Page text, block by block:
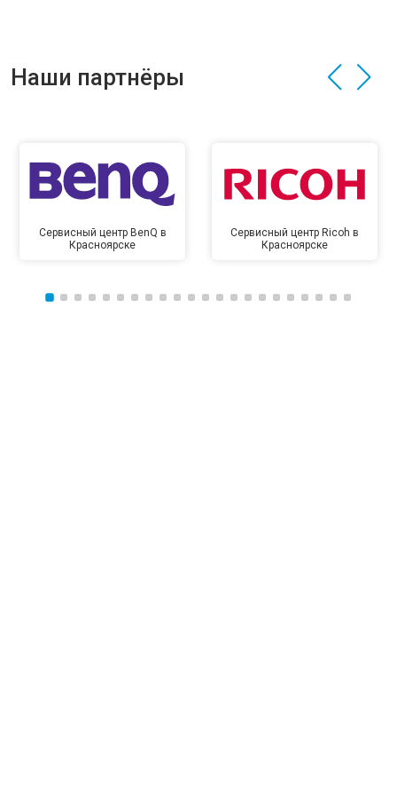
Наши партнёры
Сервисный центр BenQ в
Красноярске
Сервисный центр Ricoh в
Красноярске